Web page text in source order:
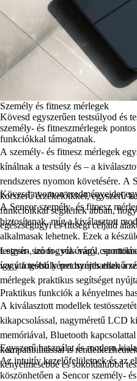
Személy és fitnesz mérlegek
Kövesd egyszerűen testsúlyod és
személy- és fitneszmérlegek
funkciókkal támogatnak.
A személy- és fitnesz mérlegek
kínálnak a testsúly és – a
rendszeres nyomon követésére. A
korszerű érzékelőikkel, egyszerű
funkcióikkal segítenek abban,
egészségügyi és fittségi céljaid
Kövesd nyomon eredményeidet
ASencor személy- és fitnesz
biztosítanak, míg a kiválasztott
alkalmasak lehetnek. Ezek a
testzsír-, izom-, víz- vagy
így átfogóbb képet nyújthatnak a
Legyen szó fogyókúráról,
vagy a testsúly rendszeres
mérlegek praktikus segítséget
Praktikus funkciók a kényelmes
A kiválasztott modellek
kikapcsolással, nagyméretű LCD
memóriával, Bluetooth
kompatibilitással is
kényelmesebbé és sokoldalúbbá
Egyszerű használat és modern
Az intuitív kezelőfelületnek és az
köszönhetően a Sencor személy-